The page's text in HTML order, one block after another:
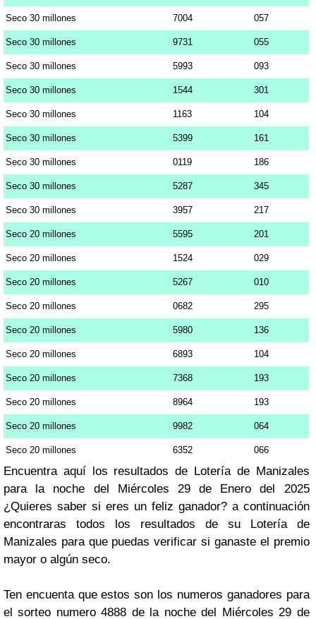
Seco 30 millones 7004 057
Seco 30 millones 9731 055
Seco 30 millones 5993 093
Seco 30 millones 1544 301
Seco 30 millones 1163 104
Seco 30 millones 5399 161
Seco 30 millones 0119 186
Seco 30 millones 5287 345
Seco 30 millones 3957 217
Seco 20 millones 5595 201
Seco 20 millones 1524 029
Seco 20 millones 5267 010
Seco 20 millones 0682 295
Seco 20 millones 5980 136
Seco 20 millones 6893 104
Seco 20 millones 7368 193
Seco 20 millones 8964 193
Seco 20 millones 9982 064
Seco 20 millones 6352 066
Encuentra aquí los resultados de Lotería de Manizales
para la noche del Miércoles 29 de Enero del 2025
¿Quieres saber si eres un feliz ganador? a continuación
encontraras todos los resultados de su Lotería de
Manizales para que puedas verificar si ganaste el premio
mayor o algún seco.
Ten encuenta que estos son los numeros ganadores para
el sorteo numero 4888 de la noche del Miércoles 29 de